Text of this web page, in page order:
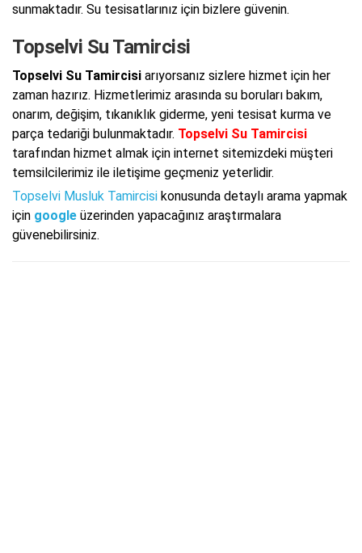
sunmaktadır. Su tesisatlarınız için bizlere güvenin.
Topselvi Su Tamircisi
Topselvi Su Tamircisi arıyorsanız sizlere hizmet için her
zaman hazırız. Hizmetlerimiz arasında su boruları bakım,
onarım, değişim, tıkanıklık giderme, yeni tesisat kurma ve
parça tedariği bulunmaktadır. Topselvi Su Tamircisi
tarafından hizmet almak için internet sitemizdeki müşteri
temsilcilerimiz ile iletişime geçmeniz yeterlidir.
Topselvi Musluk Tamircisi konusunda detaylı arama yapmak
için google üzerinden yapacağınız araştırmalara
güvenebilirsiniz.